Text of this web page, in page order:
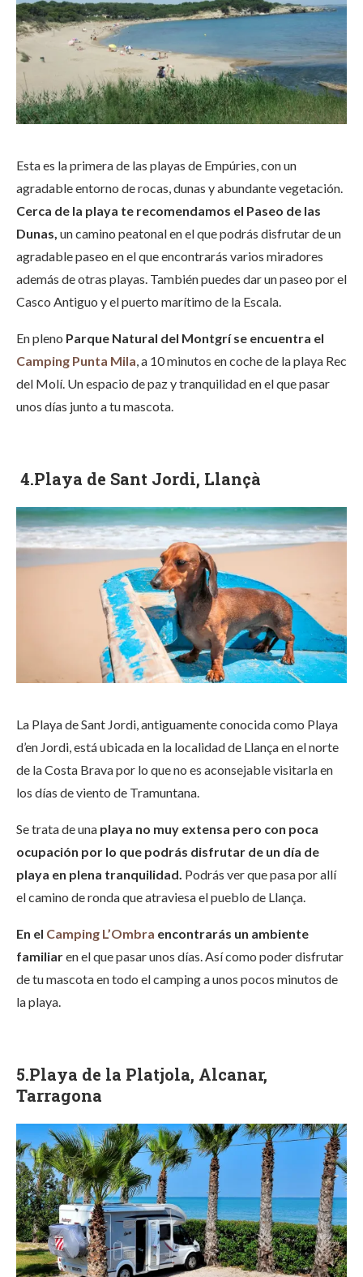
Esta es la primera de las playas de Empúries, con un
agradable entorno de rocas, dunas y abundante vegetación.
Cerca de la playa te recomendamos el Paseo de las
Dunas, un camino peatonal en el que podrás disfrutar de un
agradable paseo en el que encontrarás varios miradores
además de otras playas. También puedes dar un paseo por el
Casco Antiguo y el puerto marítimo de la Escala.
En pleno Parque Natural del Montgrí se encuentra el
Camping Punta Mila , a 10 minutos en coche de la playa Rec
del Molí. Un espacio de paz y tranquilidad en el que pasar
unos días junto a tu mascota.
4.Playa de Sant Jordi, Llançà
La Playa de Sant Jordi, antiguamente conocida como Playa
d’en Jordi, está ubicada en la localidad de Llança en el norte
de la Costa Brava por lo que no es aconsejable visitarla en
los días de viento de Tramuntana.
Se trata de una playa no muy extensa pero con poca
ocupación por lo que podrás disfrutar de un día de
playa en plena tranquilidad. Podrás ver que pasa por allí
el camino de ronda que atraviesa el pueblo de Llança.
En el Camping L’Ombra encontrarás un ambiente
familiaren el que pasar unos días. Así como poder disfrutar
de tu mascota en todo el camping a unos pocos minutos de
la playa.
5.Playa de la Platjola, Alcanar,
Tarragona